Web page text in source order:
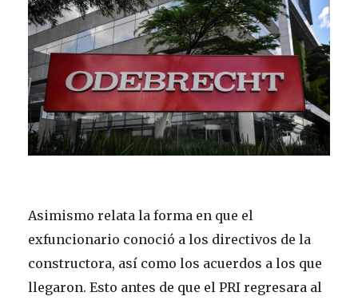
Asimismo relata la forma en que el
exfuncionario conoció a los directivos de la
constructora, así como los acuerdos a los que
llegaron. Esto antes de que el PRI regresara al